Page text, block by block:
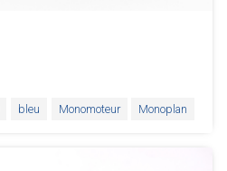
bleu Monomoteur Monoplan